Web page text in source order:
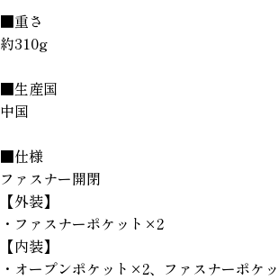
■重さ
約310g
■生産国
中国
■仕様
ファスナー開閉
【外装】
・ファスナーポケット×2
【内装】
・オープンポケット×2、ファスナーポケ